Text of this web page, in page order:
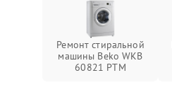
Ремонт стиральной
машины Beko WKB
60821 PTМ